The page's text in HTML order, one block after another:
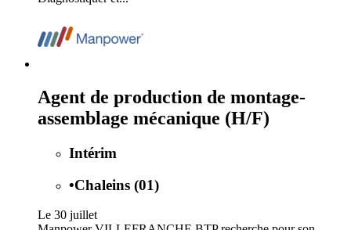
Agent de production de montage-
assemblage mécanique (H/F)
Intérim
•Chaleins (01)
Le 30 juillet